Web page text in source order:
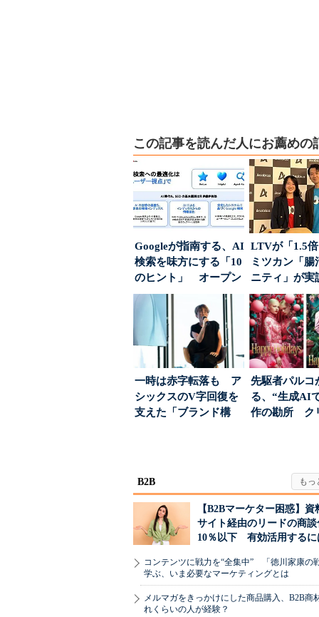
この記事を読んだ人にお薦めの
Googleが指南する、AI
検索を味方にする「10
のヒント」 オープン
ハウスでは...
LTVが「1.5
ミツカン「腸
ニティ」が実
値上げ時代に
一時は赤字転落も ア
シックスのV字回復を
支えた「ブランド構
先駆者パルコ
る、“生成AI
作の勘所 ク
B2B
【B2Bマーケター困惑】資
サイト経由のリードの商
10％以下 有効活用するに
コンテンツに戦力を“全集中” 「徳川家康の
学ぶ、いま必要なマーケティングとは
メルマガをきっかけにした商品購入、B2B商
れくらいの人が経験？